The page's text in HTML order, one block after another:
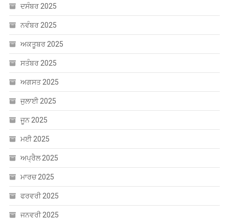
ਅਗਸਤ 2025
ਜੁਲਾਈ 2025
ਜੂਨ 2025
ਮਈ 2025
ਅਪ੍ਰੈਲ 2025
ਮਾਰਚ 2025
ਫਰਵਰੀ 2025
ਜਨਵਰੀ 2025
ਦਸੰਬਰ 2024
ਨਵੰਬਰ 2024
ਅਕਤੂਬਰ 2024
ਸਤੰਬਰ 2024